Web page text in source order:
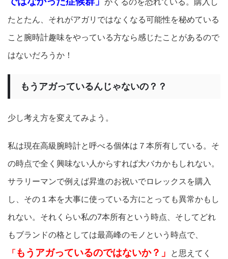
たとたん、それがアガリではなくなる可能性を秘めている
こと腕時計趣味をやっている方なら感じたことがあるので
はないだろうか！
もうアガっているんじゃないの？？
少し考え方を変えてみよう。
私は現在高級腕時計と呼べる個体は７本所有している。そ
の時点で全く興味ない人からすれば大バカかもしれない。
サラリーマンで例えば昇進のお祝いでロレックスを購入
し、その１本を大事に使っている方にとっても異常かもし
れない。それくらい私の7本所有という時点、そしてどれ
もブランドの格としては最高峰のモノという時点で、
「 もうアガっているのではないか？」 と思えてく